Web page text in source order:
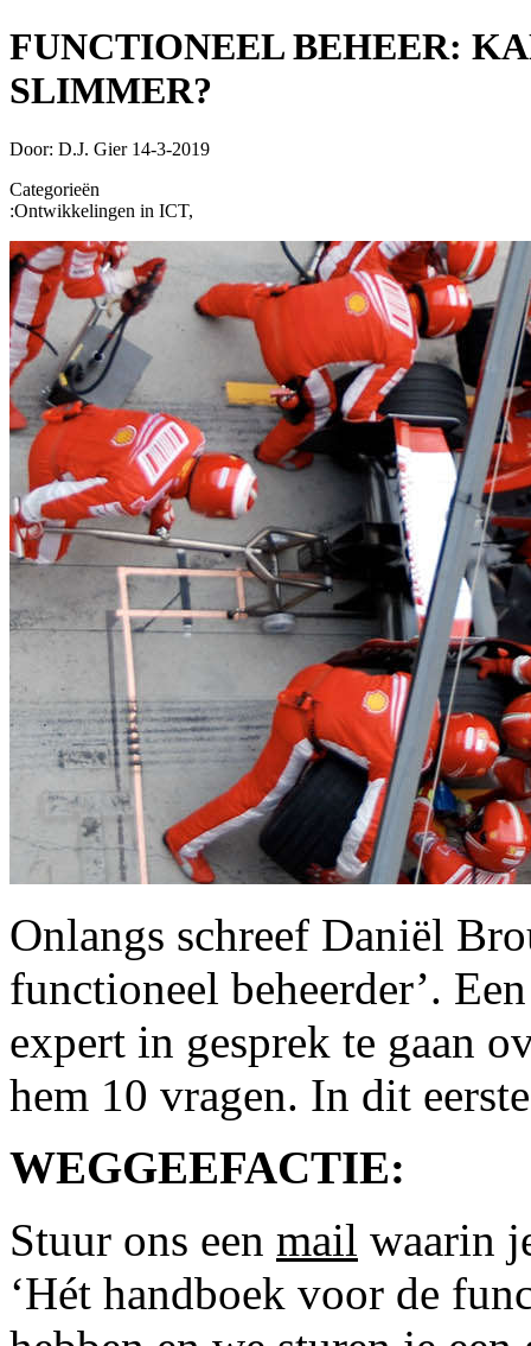
FUNCTIONEEL BEHEER:
SLIMMER?
Door: D.J. Gier14-3-2019
Categorieën
:Ontwikkelingen in ICT,
Onlangs schreef Daniël
functioneel beheerder’.
expert in gesprek te gaan
hem 10 vragen. In dit
WEGGEEFACTIE:
Stuur ons een mail waarin
‘Hét handboek voor de